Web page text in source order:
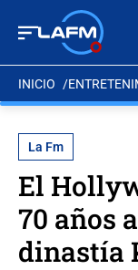
INICIO
La Fm
El
70 años
dinastía